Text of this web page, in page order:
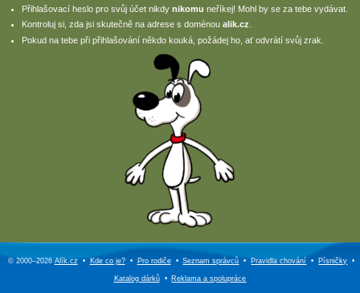
Přihlašovací heslo pro svůj účet nikdy nikomu neříkej! Mohl by se za tebe vydávat.
Kontroluj si, zda jsi skutečně na adrese s doménou alik.cz
Pokud na tebe při přihlašování někdo kouká, požádej ho, ať odvrátí svůj zrak.
© 2000–2026Alík.cz • Kde co je? • Pro rodiče • Seznam správců • Pravidla chování • Písničky •
Katalog dárků • Reklama aspolupráce